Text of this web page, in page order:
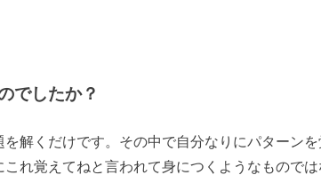
でしたか？
解くだけです。その中で自分なりにパターン
れ覚えてねと言われて身につくようなもので